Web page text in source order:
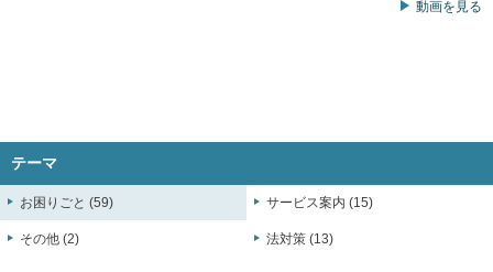
動画を見る
テーマ
お困りごと (59) サービス案内 (15)
その他 (2) 法対策 (13)